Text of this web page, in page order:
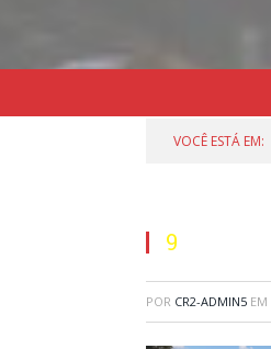
VOCÊ ESTÁ EM:
9
POR CR2-ADMIN5 EM